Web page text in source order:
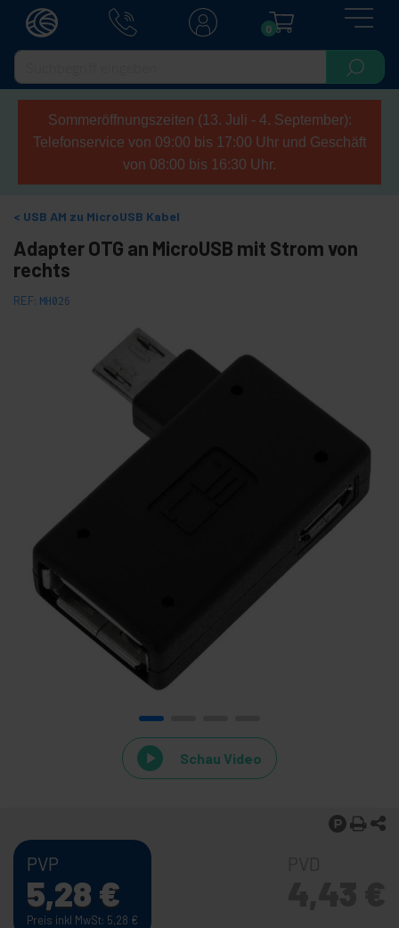
0
Sommeröffnungszeiten (13. Juli - 4. September):
Telefonservice von 09:00 bis 17:00 Uhr und Geschäft
von 08:00 bis 16:30 Uhr.
USB AM zu MicroUSB Kabel
Adapter OTG an MicroUSB mit Strom von
rechts
REF: MH026
Schau Video
PVP
5,28 €
Preis inkl MwSt: 5,28 €